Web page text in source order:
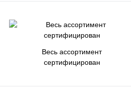
Весь ассортимент
сертифицирован